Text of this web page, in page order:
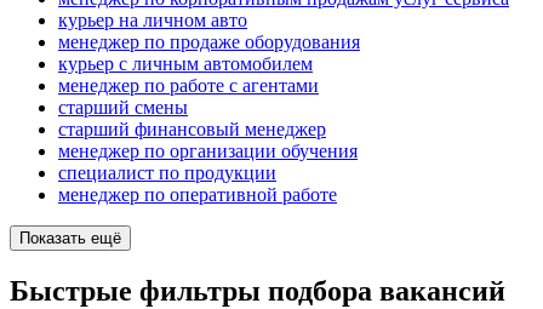
курьер на личном авто
менеджер по продаже оборудования
курьер с личным автомобилем
менеджер по работе с агентами
старший смены
старший финансовый менеджер
менеджер по организации обучения
специалист по продукции
менеджер по оперативной работе
Показать ещё
Быстрые фильтры подбора вакансий